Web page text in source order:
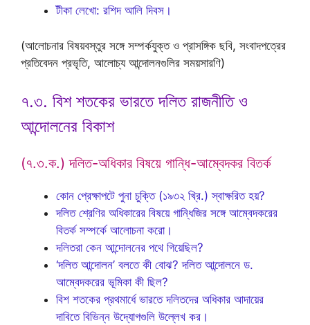
টীকা লেখো: রশিদ আলি দিবস।
(আলোচনার বিষয়বস্তুর সঙ্গে সম্পর্কযুক্ত ও প্রাসঙ্গিক ছবি, সংবাদপত্রের
প্রতিবেদন প্রভৃতি, আলোচ্য আন্দোলনগুলির সময়সারণি)
৭.৩. বিশ শতকের ভারতে দলিত রাজনীতি ও
আন্দোলনের বিকাশ
(৭.৩.ক.) দলিত-অধিকার বিষয়ে গান্ধি-আম্বেদকর বিতর্ক
কোন প্রেক্ষাপটে পুনা চুক্তি (১৯৩২ খ্রি.) স্বাক্ষরিত হয়?
দলিত শ্রেণির অধিকারের বিষয়ে গান্ধিজির সঙ্গে আম্বেদকরের
বিতর্ক সম্পর্কে আলোচনা করো।
দলিতরা কেন আন্দোলনের পথে গিয়েছিল?
‘দলিত আন্দোলন’ বলতে কী বোঝ? দলিত আন্দোলনে ড.
আম্বেদকরের ভূমিকা কী ছিল?
বিশ শতকের প্রথমার্ধে ভারতে দলিতদের অধিকার আদায়ের
দাবিতে বিভিন্ন উদ্যোগগুলি উল্লেখ কর।